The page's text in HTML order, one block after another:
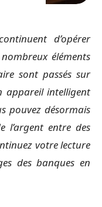
d’opérer
éléments
sont passés sur
appareil intelligent
pouvez désormais
l’argent entre des
votre lecture
des banques en